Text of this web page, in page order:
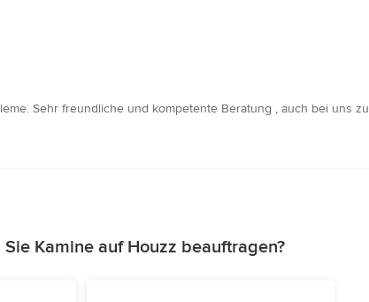
Sehr freundliche und kompetente Beratung , auch bei uns
Kamine auf Houzz beauftragen?